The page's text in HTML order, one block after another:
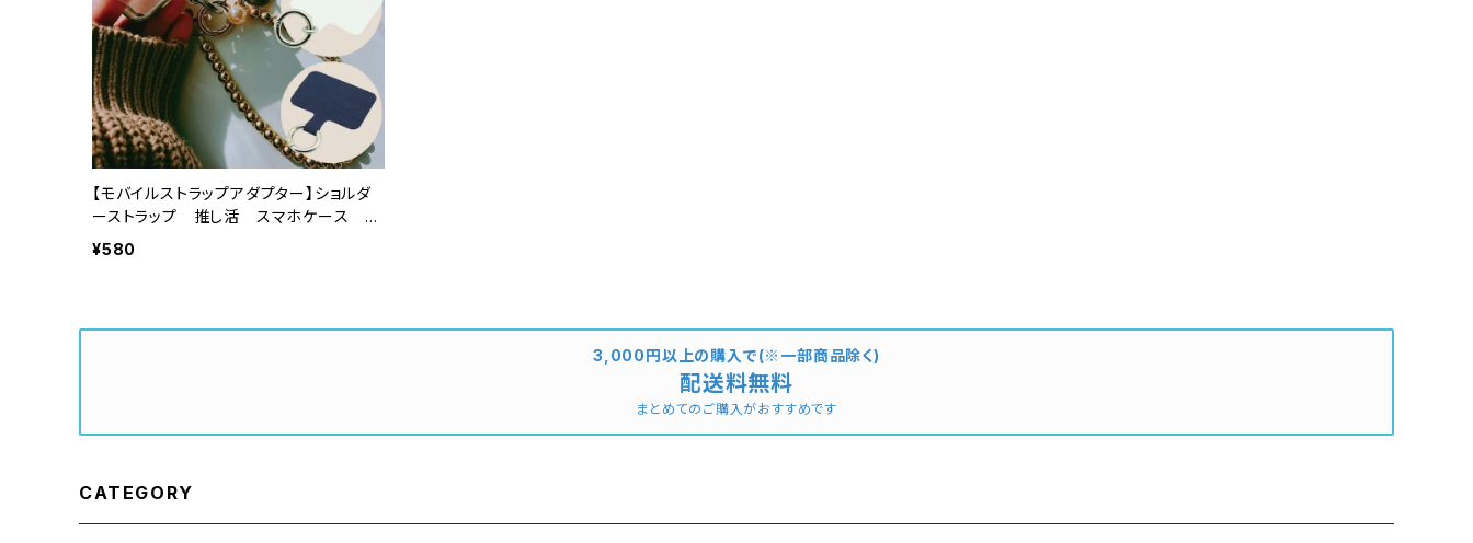
【モバイルストラップアダプター】ショルダ
ーストラップ 推し活 スマホケース シ
ョルダーケース アダプタ ストラップ
¥580
3,000円以上の購入で(※一部商品除く)
配送料無料
まとめてのご購入がおすすめです
CATEGORY